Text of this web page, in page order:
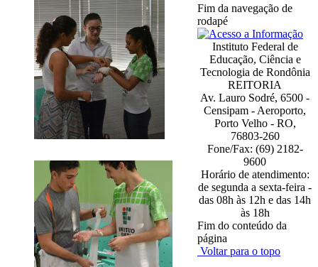
Fim da navegação de
rodapé
Instituto Federal de
Educação, Ciência e
Tecnologia de Rondônia
REITORIA
Av. Lauro Sodré, 6500 -
Censipam - Aeroporto,
Porto Velho - RO,
76803-260
Fone/Fax: (69) 2182-
9600
Horário de atendimento:
de segunda a sexta-feira -
das 08h às 12h e das 14h
às 18h
Fim do conteúdo da
página
Voltar para o topo